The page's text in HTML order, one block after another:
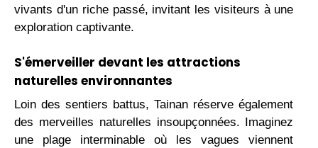
vivants d'un riche passé, invitant les visiteurs à une
exploration captivante.
S'émerveiller devant les attractions
naturelles environnantes
Loin des sentiers battus, Tainan réserve également
des merveilles naturelles insoupçonnées. Imaginez
une plage interminable où les vagues viennent